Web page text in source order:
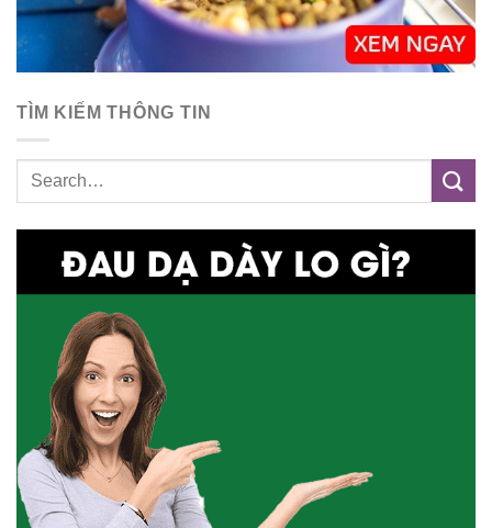
TÌM KIẾM THÔNG TIN